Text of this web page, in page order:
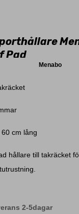
Pad
Menabo
cm lång
hållare till takräcket
2-5dagar